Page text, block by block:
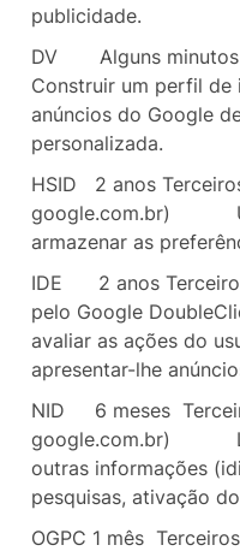
publicidade.
DV Alguns minutos
Construir um perfil de
anúncios do Google
personalizada.
HSID 2 anos
google.com.br)
armazenar as
IDE 2 anos
pelo Google
avaliar as ações do
apresentar-lhe
NID 6 meses
google.com.br)
outras informações
pesquisas, ativação
OGPC 1 mês